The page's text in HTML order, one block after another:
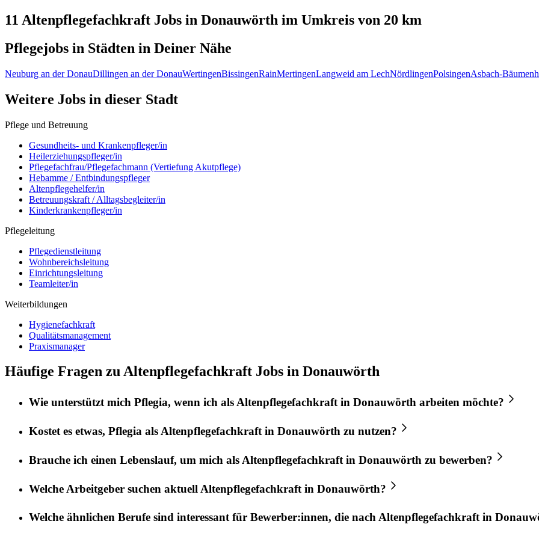
11 Altenpflegefachkraft Jobs in Donauwörth im Umkreis von 20 km
Pflegejobs in Städten in Deiner Nähe
Neuburg an der DonauDillingen an der DonauWertingenBissingenRainMertingenLangweid am LechNördlingenPolsingenAsbach-
Weitere Jobs in dieser Stadt
Pflege und Betreuung
Gesundheits- und Krankenpfleger/in
Heilerziehungspfleger/in
Pflegefachfrau/Pflegefachmann (Vertiefung Akutpflege)
Hebamme / Entbindungspfleger
Altenpflegehelfer/in
Betreuungskraft / Alltagsbegleiter/in
Kinderkrankenpfleger/in
Pflegeleitung
Pflegedienstleitung
Wohnbereichsleitung
Einrichtungsleitung
Teamleiter/in
Weiterbildungen
Hygienefachkraft
Qualitätsmanagement
Praxismanager
Häufige Fragen zu Altenpflegefachkraft Jobs in Donauwörth
Wie unterstützt mich Pflegia, wenn ich alsAltenpflegefachkraftin Donauwörth arbeiten möchte?
Kostet es etwas, Pflegia als Altenpflegefachkraft in Donauwörth zu nutzen?
Brauche ich einen Lebenslauf, um mich als Altenpflegefachkraft in Donauwörth zu bewerben?
Welche Arbeitgeber suchen aktuell Altenpflegefachkraft in Donauwörth?
Welche ähnlichen Berufe sind interessant für Bewerber:innen, die nachAltenpflegefachkraftin